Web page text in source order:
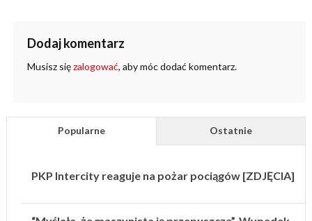
Dodaj komentarz
Musisz sięzalogować, aby móc dodać komentarz.
Popularne Ostatnie
PKP Intercity reaguje na pożar pociągów [ZDJĘCIA]